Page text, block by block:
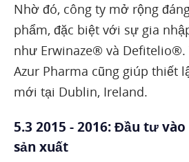
Nhờ đó, công ty mở rộng
phẩm, đặc biệt với sự gia
như Erwinaze® và Defitelio®.
Azur Pharma cũng giúp thiết
mới tại Dublin, Ireland.
5.3 2015 - 2016: Đầu tư
sản xuất